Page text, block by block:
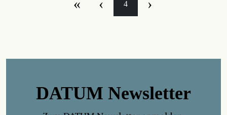
« ‹ 4 ›
DATUM Newsletter